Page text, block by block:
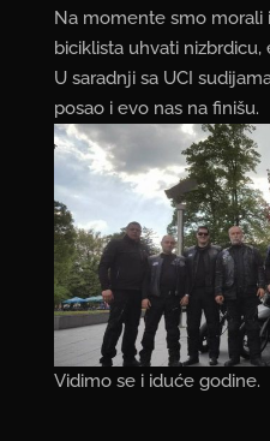
Na momente smo morali
biciklista uhvati nizbrdicu,
U saradnji sa UCI
posao i evo nas na finišu.
Vidimo se i iduće godine.